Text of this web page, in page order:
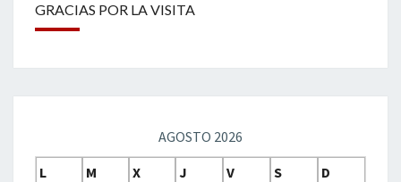
GRACIAS POR LA VISITA
AGOSTO 2026
L
M X J V S
D